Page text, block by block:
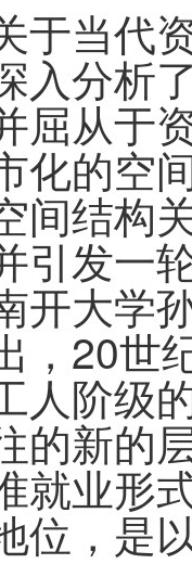
当代资
入分析
屈从于
化的空
间结构
引发一
开大学
，20世
人阶级
的新的
就业形
位，是